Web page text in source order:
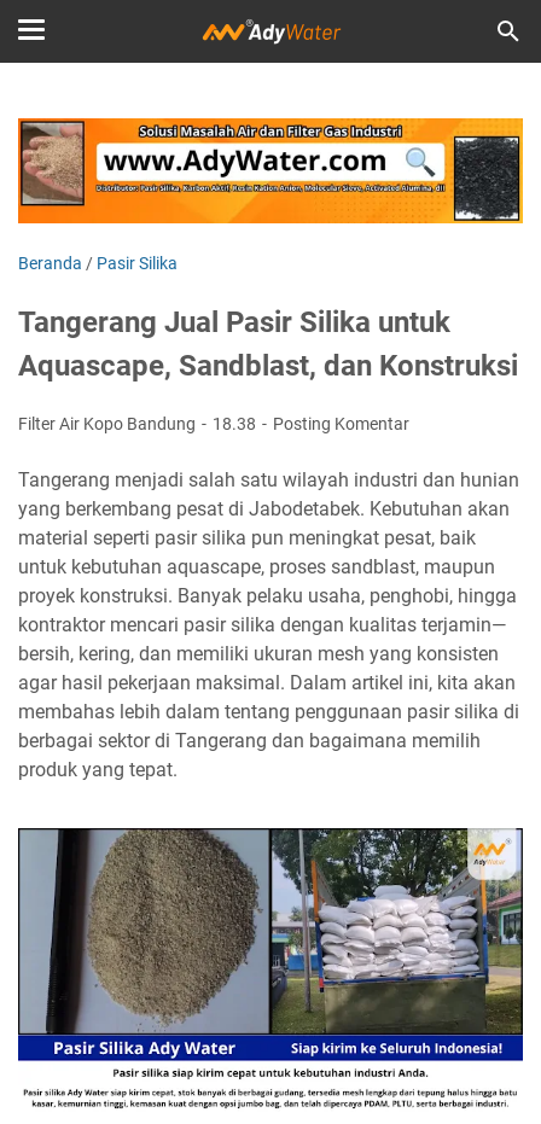
Beranda / Pasir Silika
Tangerang Jual Pasir Silika untuk
Aquascape, Sandblast, dan Konstruksi
Filter Air Kopo Bandung 18.38 Posting Komentar
Tangerang menjadi salah satu wilayah industri dan hunian
yang berkembang pesat di Jabodetabek. Kebutuhan akan
material seperti pasir silika pun meningkat pesat, baik
untuk kebutuhan aquascape, proses sandblast, maupun
proyek konstruksi. Banyak pelaku usaha, penghobi, hingga
kontraktor mencari pasir silika dengan kualitas terjamin—
bersih, kering, dan memiliki ukuran mesh yang konsisten
agar hasil pekerjaan maksimal. Dalam artikel ini, kita akan
membahas lebih dalam tentang penggunaan pasir silika di
berbagai sektor di Tangerang dan bagaimana memilih
produk yang tepat.